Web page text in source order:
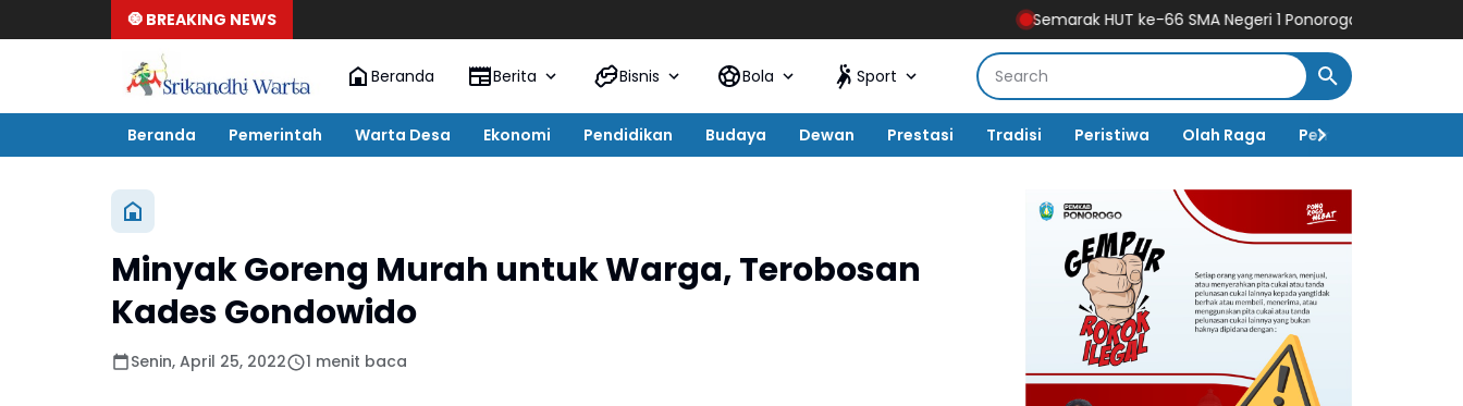
🧿 BREAKING NEWS Semarak HUT ke-66 SMA Negeri 1 Ponorogo Ditutup Meriah dengan
Beranda Berita Bisnis Bola Sport
Beranda Pemerintah Warta Desa Ekonomi Pendidikan Budaya Dewan Prestasi Tradisi Peristiwa Olah Raga Pembangunan
Minyak Goreng Murah untuk Warga, Terobosan
Kades Gondowido
Senin, April 25, 2022 1 menit baca